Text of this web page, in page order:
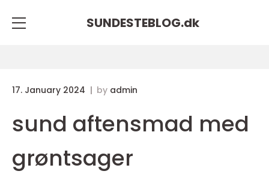
SUNDESTEBLOG.dk
17. January 2024 by admin
sund aftensmad med
grøntsager